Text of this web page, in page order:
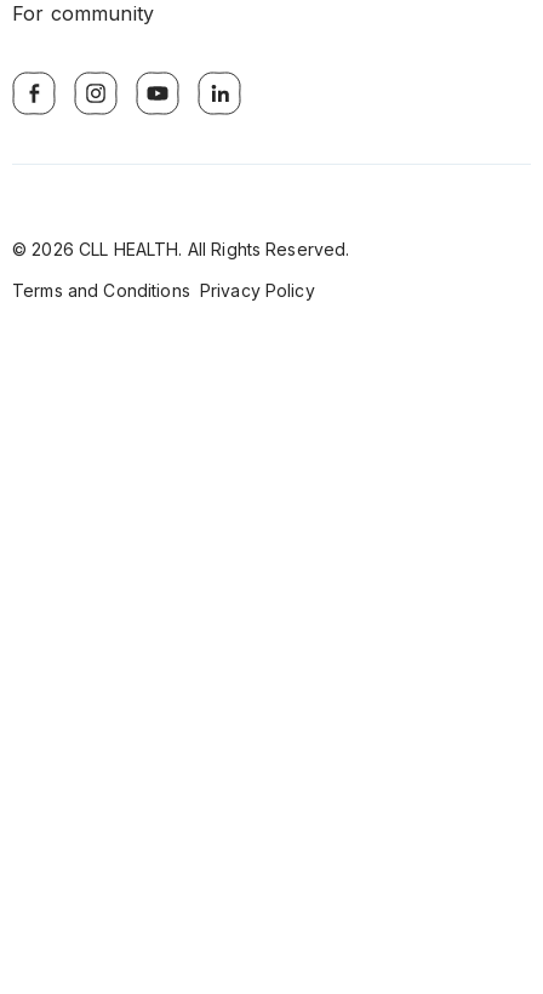
For community
© 2026 CLL HEALTH. All Rights Reserved.
Terms and Conditions Privacy Policy